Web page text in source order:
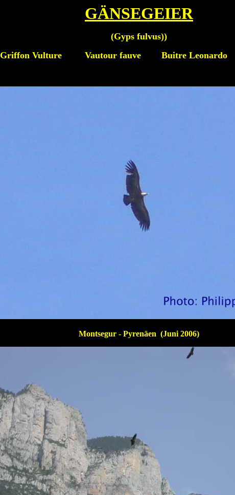
GÄNSEGEIER
(Gyps fulvus))
Griffon Vulture
Vautour fauve Buitre
Montsegur - Pyrenäen (Juni 2006)